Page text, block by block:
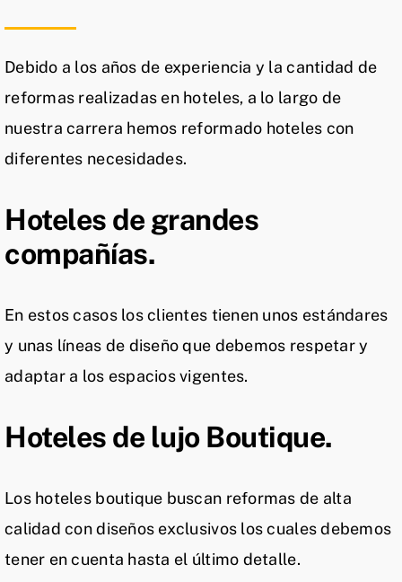
Debido a los años de experiencia y la cantidad de
reformas realizadas en hoteles, a lo largo de
nuestra carrera hemos reformado hoteles con
diferentes necesidades.
Hoteles de grandes
compañías.
En estos casos los clientes tienen unos estándares
y unas líneas de diseño que debemos respetar y
adaptar a los espacios vigentes.
Hoteles de lujo Boutique.
Los hoteles boutique buscan reformas de alta
calidad con diseños exclusivos los cuales debemos
tener en cuenta hasta el último detalle.